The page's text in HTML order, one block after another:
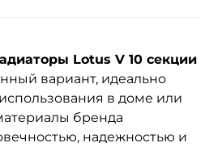
Lotus V 10 секции
вариант, идеально
в доме или
бренда
надежностью и